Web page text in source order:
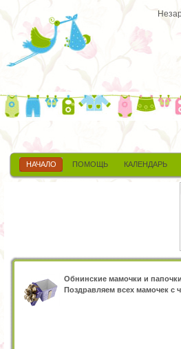
НАЧАЛО ПОМОЩЬ КАЛЕНДАРЬ
Обнинские мамочки и папочки
Поздравляем всех мамочек